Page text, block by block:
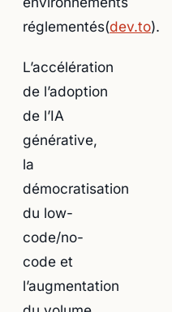
réglementés(dev.to).
L’accélération
de l’adoption
de l’IA
générative,
la
démocratisation
du low-
code/no-
code et
l’augmentation